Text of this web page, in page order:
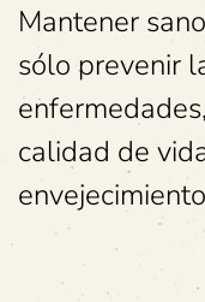
Mantener
sólo prevenir
calidad de